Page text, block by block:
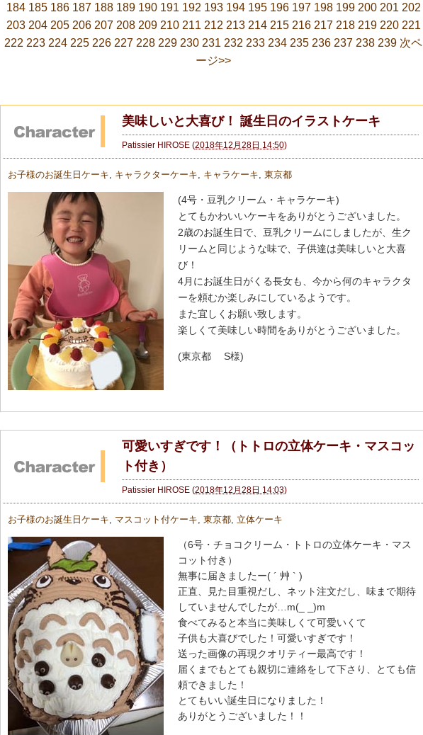
184 185 186 187 188 189 190 191 192 193 194 195 196 197 198 199 200 201 202
203 204 205 206 207 208 209 210 211 212 213 214 215 216 217 218 219 220 221
222 223 224 225 226 227 228 229 230 231 232 233 234 235 236 237 238 239 次ペ
ージ>>
美味しいと大喜び！ 誕生日のイラストケーキ
Patissier HIROSE(2018年12月28日 14:50)
お子様のお誕生日ケーキ キャラクターケーキ キャラケーキ 東京都
(4号・豆乳クリーム・キャラケーキ)
とてもかわいいケーキをありがとうございました。
2歳のお誕生日で、豆乳クリームにしましたが、生ク
リームと同じような味で、子供達は美味しいと大喜
び！
4月にお誕生日がくる長女も、今から何のキャラクタ
ーを頼むか楽しみにしているようです。
また宜しくお願い致します。
楽しくて美味しい時間をありがとうございました。
(東京都 S様)
可愛いすぎです！（トトロの立体ケーキ・マスコッ
ト付き）
Patissier HIROSE(2018年12月28日 14:03)
お子様のお誕生日ケーキ マスコット付ケーキ 東京都, 立体ケーキ
（6号・チョコクリーム・トトロの立体ケーキ・マス
コット付き）
無事に届きましたー( ´ 艸 ` )
正直、見た目重視だし、ネット注文だし、味まで期待
していませんでしたが…m(_ _)m
食べてみると本当に美味しくて可愛いくて
子供も大喜びでした！可愛いすぎです！
送った画像の再現クオリティー最高です！
届くまでもとても親切に連絡をして下さり、とても信
頼できました！
とてもいい誕生日になりました！
ありがとうございました！！